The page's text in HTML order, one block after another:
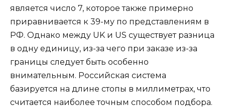
является число 7, которое также примерно
приравнивается к 39-му по представлениям в
РФ. Однако между UK и US существует разница
в одну единицу, из-за чего при заказе из-за
границы следует быть особенно
внимательным. Российская система
базируется на длине стопы в миллиметрах, что
считается наиболее точным способом подбора.